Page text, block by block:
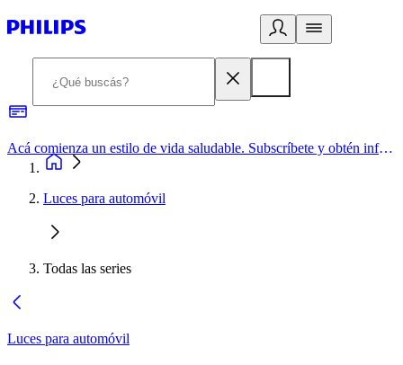
Acá comienza un estilo de vida saludable. Subscríbete y obtén información de primera mano
Luces para automóvil
Todas las series
Luces para automóvil